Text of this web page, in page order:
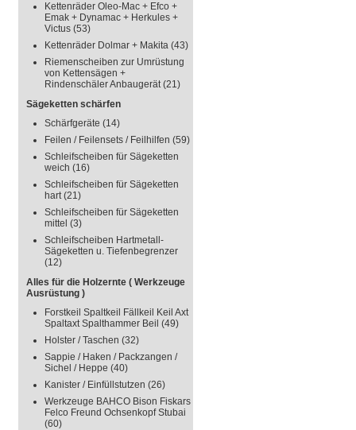
Kettenräder Oleo-Mac + Efco +
Emak + Dynamac + Herkules +
Victus (53)
Kettenräder Dolmar + Makita (43)
Riemenscheiben zur Umrüstung
von Kettensägen +
Rindenschäler Anbaugerät(21)
Sägeketten schärfen
Schärfgeräte (14)
Feilen / Feilensets / Feilhilfen (59)
Schleifscheiben für Sägeketten
weich (16)
Schleifscheiben für Sägeketten
hart(21)
Schleifscheiben für Sägeketten
mittel (3)
Schleifscheiben Hartmetall-
Sägeketten u. Tiefenbegrenzer
(12)
Alles für die Holzernte ( Werkzeuge
Ausrüstung )
Forstkeil Spaltkeil Fällkeil Keil Axt
Spaltaxt Spalthammer Beil (49)
Holster / Taschen (32)
Sappie / Haken / Packzangen /
Sichel / Heppe (40)
Kanister / Einfüllstutzen (26)
Werkzeuge BAHCO Bison Fiskars
Felco Freund Ochsenkopf Stubai
(60)